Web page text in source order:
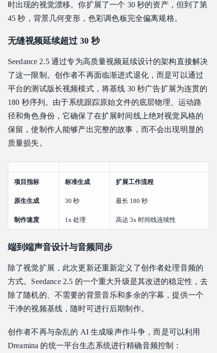
时出现的视觉漂移。你扩展了一个 30 秒的资产，但到了第
45 秒，背景几何变形，色彩调色板完全偏离规格。
无缝视频延续超过 30 秒
Seedance 2.5 通过专为高质量视频延续设计的架构直接解决
了这一限制。创作者不再面临渐进式退化，而是可以通过
平台的测试版长视频模式，将基线 30 秒广告扩展为连贯的
180 秒序列。由于系统跟踪原始文件的底层物理、运动路
径和角色身份，它确保了在扩展时间线上绝对视觉风格的
保留，使制作人能够产出完整的故事，而不会出现明显的
质量损失。
项目指标 标准生成 扩展工作流程
原生生成 30 秒 最长 180 秒
制作速度 1x 处理 高达 3x 时间线连续性
端到端声音设计与音频同步
除了视觉扩展，此次更新还重新定义了创作者处理音频的
方式。Seedance 2.5 的一个重大升级是其改进的稳定性，去
除了随机的、不需要的背景音乐和多余的字幕，提供一个
干净的视频基线，随时可进行后期制作。
创作者不再与杂乱的 AI 生成噪声作斗争，而是可以利用
Dreamina 的统一平台生态系统进行精确音频控制：